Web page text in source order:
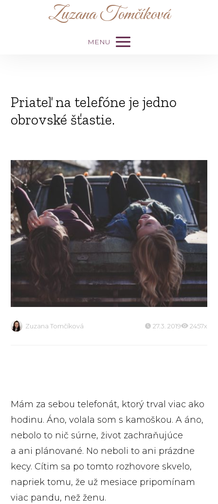
Zuzana Tomčíková
MENU
Priateľ na telefóne je jedno
obrovské šťastie.
Zuzana Tomčíková 27.3. 2019 2457x
Mám za sebou telefonát, ktorý trval viac ako
hodinu. Áno, volala som s kamoškou. A áno,
nebolo to nič súrne, život zachraňujúce
a ani plánované. No neboli to ani prázdne
kecy. Cítim sa po tomto rozhovore skvelo,
napriek tomu, že už mesiace pripomínam
viac pandu, než ženu.